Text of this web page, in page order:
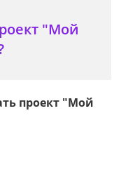
"Мой
проект "Мой